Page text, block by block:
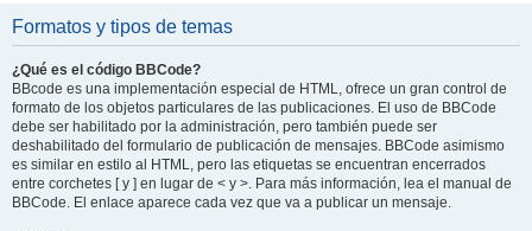
Formatos y tipos de temas
¿Qué es el código BBCode?
BBcode es una implementación especial de HTML, ofrece un gran control de
formato de los objetos particulares de las publicaciones. El uso de BBCode
debe ser habilitado por la administración, pero también puede ser
deshabilitado del formulario de publicación de mensajes. BBCode asimismo
es similar en estilo al HTML, pero las etiquetas se encuentran encerrados
entre corchetes [ y ] en lugar de < y >. Para más información, lea el manual de
BBCode. El enlace aparece cada vez que va a publicar un mensaje.